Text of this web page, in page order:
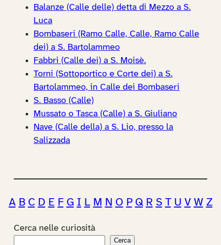
Balanze (Calle delle) detta di Mezzo a S.
Luca
Bombaseri (Ramo Calle, Calle, Ramo Calle
dei) a S. Bartolammeo
Fabbri (Calle dei) a S. Moisè.
Torni (Sottoportico e Corte dei) a S.
Bartolammeo, in Calle dei Bombaseri
S. Basso (Calle)
Mussato o Tasca (Calle) a S. Giuliano
Nave (Calle della) a S. Lio, presso la
Salizzada
A B C D E F G I L M N O P Q R S T U V W Z
Cerca nelle curiosità
Cerca